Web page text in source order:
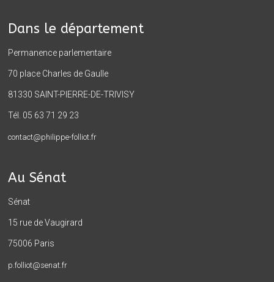
Dans le département
Permanence parlementaire
70 place Charles de Gaulle
81330 SAINT-PIERRE-DE-TRIVISY
Tél. 05 63 71 29 23
contact@philippe-folliot.fr
Au Sénat
Sénat
15 rue de Vaugirard
75006 Paris
p.folliot@senat.fr